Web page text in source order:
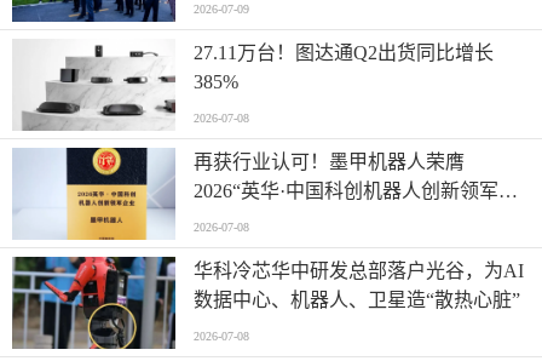
2026-07-09
27.11万台！图达通Q2出货同比增长
385%
2026-07-08
再获行业认可！墨甲机器人荣膺
2026“英华·中国科创机器人创新领军企
业”全产业链智能出海标杆
2026-07-08
华科冷芯华中研发总部落户光谷，为AI
数据中心、机器人、卫星造“散热心脏”
2026-07-08